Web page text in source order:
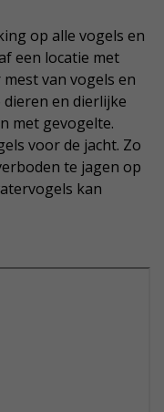
op alle vogels en
een locatie met
van vogels en
en dierlijke
met gevogelte.
voor de jacht. Zo
te jagen op
kan